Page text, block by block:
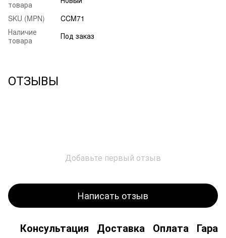
товара
SKU (MPN)
CCM71
Наличие
товара
Под заказ
ОТЗЫВЫ
Добавьте первый отзыв
Написать отзыв
Консультация Доставка Оплата